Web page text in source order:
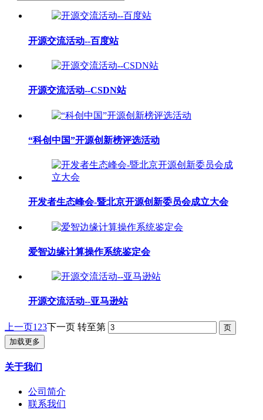
开源交流活动--百度站
开源交流活动--CSDN站
“科创中国”开源创新榜评选活动
开发者生态峰会-暨北京开源创新委员会成立大会
爱智边缘计算操作系统鉴定会
开源交流活动--亚马逊站
上一页1 23下一页 转至第
加载更多
关于我们
公司简介
联系我们